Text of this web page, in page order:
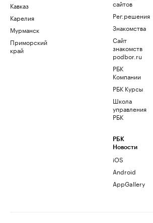
Кавказ
Карелия
Мурманск
Приморский
край
сайтов
Рег.решения
Знакомства
Сайт
знакомств
podbor.ru
РБК
Компании
РБК Курсы
Школа
управления
РБК
РБК
Новости
iOS
Android
AppGallery